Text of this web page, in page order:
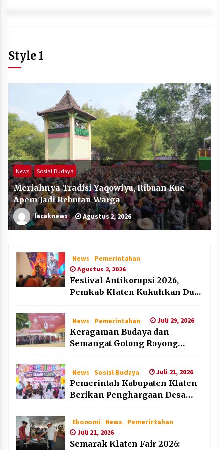
Style 1
News Sosial Budaya
Meriahnya Tradisi Yaqowiyu, Ribuan Kue
Apem Jadi Rebutan Warga
lacaknews Agustus 2, 2026
News
Pemerintahan
Agustus 2, 2026
Festival Antikorupsi 2026,
Pemkab Klaten Kukuhkan Duta
News Pemerintahan Juli 29, 2026
Keragaman Budaya dan
Semangat Gotong Royong
News Sosial Budaya Juli 21, 2026
Pemerintah Kabupaten Klaten
Berikan Penghargaan Desa
HAN 2026
Ekonomi News
Pemerintahan
Juli 21, 2026
Semarak Klaten Fair 2026: